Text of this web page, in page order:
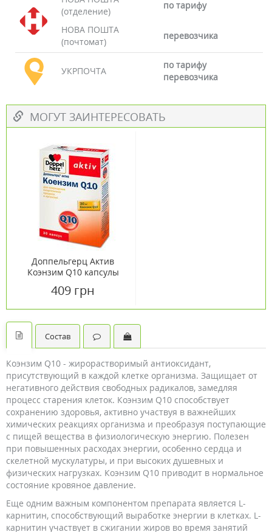
(отделение)
по тарифу
НОВА ПОШТА
(почтомат)
перевозчика
УКРПОЧТА
по тарифу
перевозчика
МОГУТ ЗАИНТЕРЕСОВАТЬ
Доппельгерц Актив
Коэнзим Q10 капсулы
409 грн
Состав
Коэнзим Q10 - жирорастворимый антиоксидант,
присутствующий в каждой клетке организма. Защищает от
негативного действия свободных радикалов, замедляя
процесс старения клеток. Коэнзим Q10 способствует
сохранению здоровья, активно участвуя в важнейших
химических реакциях организма и преобразуя поступающие
с пищей вещества в физиологическую энергию. Полезен
при повышенных расходах энергии, особенно сердца и
скелетной мускулатуры, и при высоких душевных и
физических нагрузках. Коэнзим Q10 приводит в нормальное
состояние кровяное давление.
Еще одним важным компонентом препарата является L-
карнитин, способствующий выработке энергии в клетках. L-
карнитин участвует в сжигании жиров во время занятий